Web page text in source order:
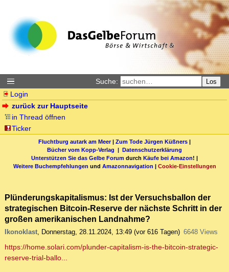
Suche: Los
Login
zurück zur Hauptseite
in Thread öffnen
Ticker
Fluchtburg autark am Meer| Zum Tode Jürgen Küßners |
Bücher vom Kopp-Verlag | Datenschutzerklärung
Unterstützen Sie das Gelbe Forum durch Käufe bei Amazon! |
Weitere Buchempfehlungen und Amazonnavigation | Cookie-Einstellungen
Plünderungskapitalismus: Ist der Versuchsballon der
strategischen Bitcoin-Reserve der nächste Schritt in der
großen amerikanischen Landnahme?
Ikonoklast, Donnerstag, 28.11.2024, 13:49 (vor 616 Tagen) 6648 Views
https://home.solari.com/plunder-capitalism-is-the-bitcoin-strategic-
reserve-trial-ballo...